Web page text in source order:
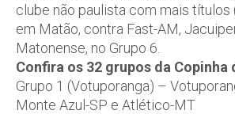
clube não paulista com mais títulos
em Matão, contra Fast-AM,
Matonense, no Grupo 6.
Confira os 32 grupos da Copinha
Grupo 1 (Votuporanga) –
Monte Azul-SP e Atlético-MT